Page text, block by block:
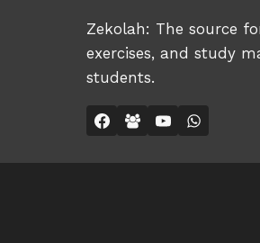
Zekolah: The source
exercises, and study
students.